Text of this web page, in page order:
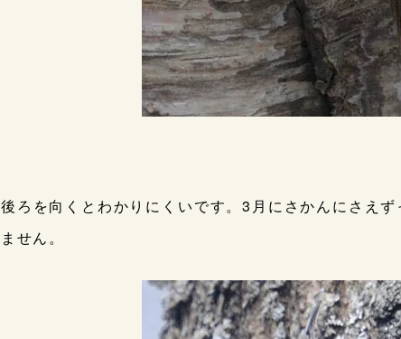
後ろを向くとわかりにくいです。3月にさかんにさえ
ません。